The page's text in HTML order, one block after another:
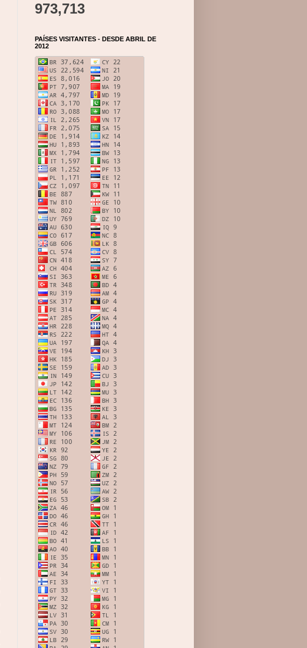
973,713
PAÍSES VISITANTES - DESDE ABRIL DE
2012